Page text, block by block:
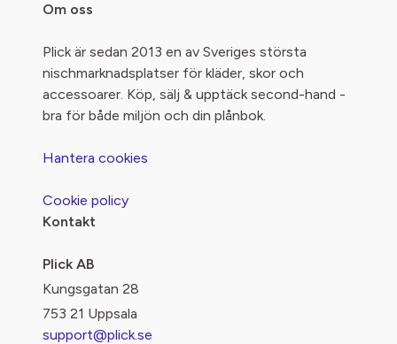
Om oss
Plick är sedan 2013 en av Sveriges största
nischmarknadsplatser för kläder, skor och
accessoarer. Köp, sälj & upptäck second-hand -
bra för både miljön och din plånbok.
Hantera cookies
Cookie policy
Kontakt
Plick AB
Kungsgatan 28
753 21 Uppsala
support@plick.se